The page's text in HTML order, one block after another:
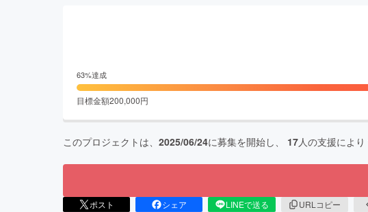
63%達成
目標金額200,000円
このプロジェクトは、 2025/06/24に募集を開始し、 17人の支援により
ポスト シェア LINEで送る URLコピー